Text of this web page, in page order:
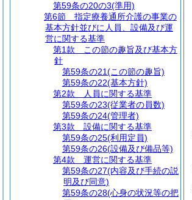
第59条の20の3(準用)
第6節
指定療養通所介護の事業の
基本方針並びに人員、設備及び運
営に関する基準
第1款
この節の趣旨及び基本方
針
第59条の21(この節の趣旨)
第59条の22(基本方針)
第2款
人員に関する基準
第59条の23(従業者の員数)
第59条の24(管理者)
第3款
設備に関する基準
第59条の25(利用定員)
第59条の26(設備及び備品等)
第4款
運営に関する基準
第59条の27(内容及び手続の説
明及び同意)
第59条の28(心身の状況等の把